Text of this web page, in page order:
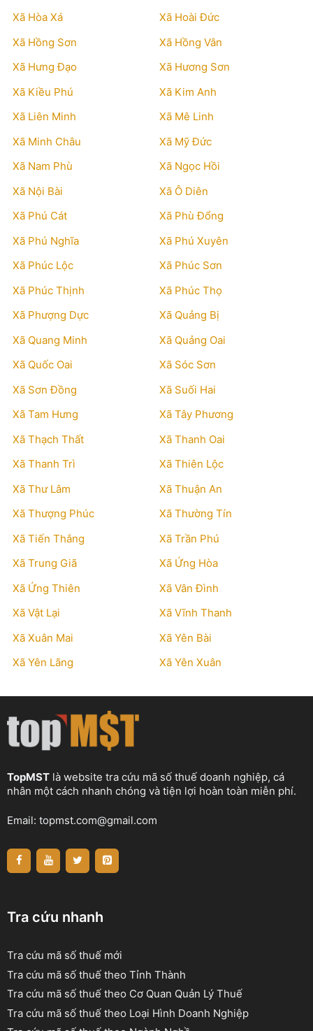
Xã Hòa Xá
Xã Hoài Đức
Xã Hồng Sơn
Xã Hồng Vân
Xã Hưng Đạo
Xã Hương Sơn
Xã Kiều Phú
Xã Kim Anh
Xã Liên Minh
Xã Mê Linh
Xã Minh Châu
Xã Mỹ Đức
Xã Nam Phù
Xã Ngọc Hồi
Xã Nội Bài
Xã Ô Diên
Xã Phú Cát
Xã Phù Đổng
Xã Phú Nghĩa
Xã Phú Xuyên
Xã Phúc Lộc
Xã Phúc Sơn
Xã Phúc Thịnh
Xã Phúc Thọ
Xã Phượng Dực
Xã Quảng Bị
Xã Quang Minh
Xã Quảng Oai
Xã Quốc Oai
Xã Sóc Sơn
Xã Sơn Đồng
Xã Suối Hai
Xã Tam Hưng
Xã Tây Phương
Xã Thạch Thất
Xã Thanh Oai
Xã Thanh Trì
Xã Thiên Lộc
Xã Thư Lâm
Xã Thuận An
Xã Thượng Phúc
Xã Thường Tín
Xã Tiến Thắng
Xã Trần Phú
Xã Trung Giã
Xã Ứng Hòa
Xã Ứng Thiên
Xã Vân Đình
Xã Vật Lại
Xã Vĩnh Thanh
Xã Xuân Mai
Xã Yên Bài
Xã Yên Lãng
Xã Yên Xuân
TopMST là website tra cứu mã số thuế doanh nghiệp, cá
nhân một cách nhanh chóng và tiện lợi hoàn toàn miễn phí.
Email: topmst.com@gmail.com
Tra cứu nhanh
Tra cứu mã số thuế mới
Tra cứu mã số thuế theo Tỉnh Thành
Tra cứu mã số thuế theo Cơ Quan Quản Lý Thuế
Tra cứu mã số thuế theo Loại Hình Doanh Nghiệp